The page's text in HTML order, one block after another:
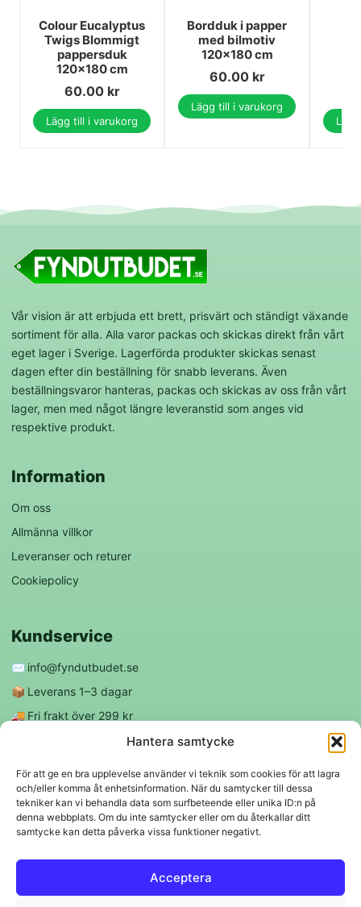
Hantera samtycke
För att ge en bra upplevelse använder vi teknik som cookies för att lagra
och/eller komma åt enhetsinformation. När du samtycker till dessa
tekniker kan vi behandla data som surfbeteende eller unika ID:n på
denna webbplats. Om du inte samtycker eller om du återkallar ditt
samtycke kan detta påverka vissa funktioner negativt.
Acceptera
Colour Eucalyptus
Twigs Blommigt
pappersduk
120x180 cm
60.00 kr
Lägg till i varukorg
Bordduk i papper
med bilmotiv
120x180 cm
60.00 kr
Lägg till i varukorg
Vår vision är att erbjuda ett brett, prisvärt och ständigt växande
sortiment för alla. Alla varor packas och skickas direkt från vårt
eget lager i Sverige. Lagerförda produkter skickas senast
dagen efter din beställning för snabb leverans. Även
beställningsvaror hanteras, packas och skickas av oss från vårt
lager, men med något längre leveranstid som anges vid
respektive produkt.
Information
Om oss
Allmänna villkor
Leveranser och returer
Cookiepolicy
Kundservice
✉️ info@fyndutbudet.se
📦 Leverans 1–3 dagar
🚚 Fri frakt över 299 kr
Följ oss
f ◎